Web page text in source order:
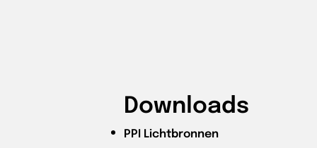
Downloads
PPI Lichtbronnen